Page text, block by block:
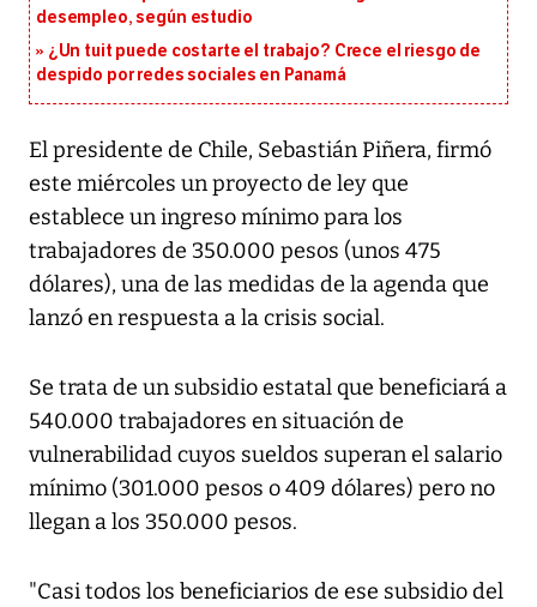
desempleo, según estudio
¿Un tuit puede costarte el trabajo? Crece el riesgo de
despido por redes sociales en Panamá
El presidente de Chile, Sebastián Piñera, firmó
este miércoles un proyecto de ley que
establece un ingreso mínimo para los
trabajadores de 350.000 pesos (unos 475
dólares), una de las medidas de la agenda que
lanzó en respuesta a la crisis social.
Se trata de un subsidio estatal que beneficiará a
540.000 trabajadores en situación de
vulnerabilidad cuyos sueldos superan el salario
mínimo (301.000 pesos o 409 dólares) pero no
llegan a los 350.000 pesos.
"Casi todos los beneficiarios de ese subsidio del